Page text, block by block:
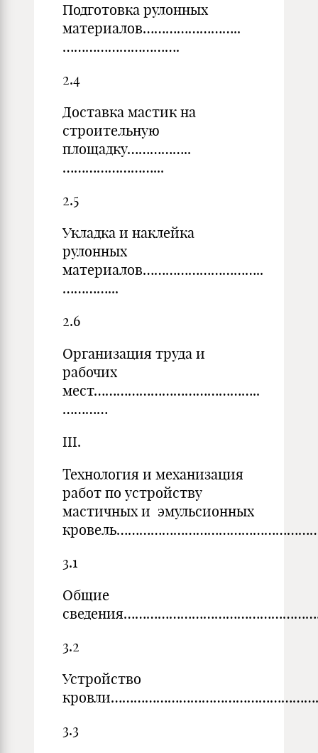
Подготовка рулонных
материалов……………………..
………………………….
2.4
Доставка мастик на
строительную
площадку……………..
……………………...
2.5
Укладка и наклейка
рулонных
материалов…………………………..
…………...
2.6
Организация труда и
рабочих
мест……………………………………..
…………
III.
Технология и механизация
работ по устройству
мастичных и эмульсионных
3.1
Общие
3.2
Устройство
3.3